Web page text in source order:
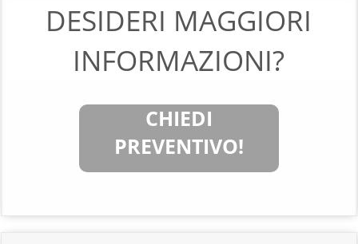
DESIDERI MAGGIORI
INFORMAZIONI?
CHIEDI
PREVENTIVO!